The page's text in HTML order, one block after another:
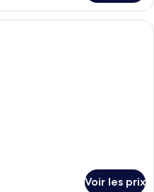
Une chambre d’hôtel avec deux lits,
Voir les prix